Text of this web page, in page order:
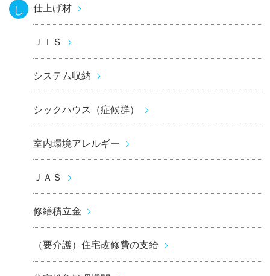
し 仕上げ材
ＪＩＳ
システム収納
シックハウス（症候群）
室内環境アレルギー
ＪＡＳ
修繕積立金
（要介護）住宅改修費の支給